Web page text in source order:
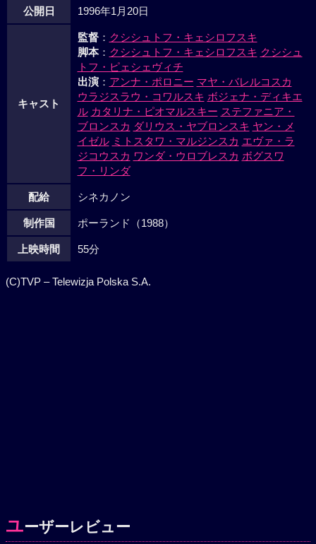
公開日 1996年1月20日
キャスト
監督： クシシュトフ・キェシロフスキ
脚本： クシシュトフ・キェシロフスキ クシシュ
トフ・ピェシェヴィチ
出演： アンナ・ポロニー マヤ・バレルコスカ
ウラジスラウ・コワルスキ ボジェナ・ディキエ
ル カタリナ・ピオマルスキー ステファニア・
ブロンスカ ダリウス・ヤブロンスキ ヤン・メ
イゼル ミトスタワ・マルジンスカ エヴァ・ラ
ジコウスカ ワンダ・ウロブレスカ ボグスワ
フ・リンダ
配給 シネカノン
制作国 ポーランド（1988）
上映時間 55分
(C)TVP ‒ Telewizja Polska S.A.
ユーザーレビュー